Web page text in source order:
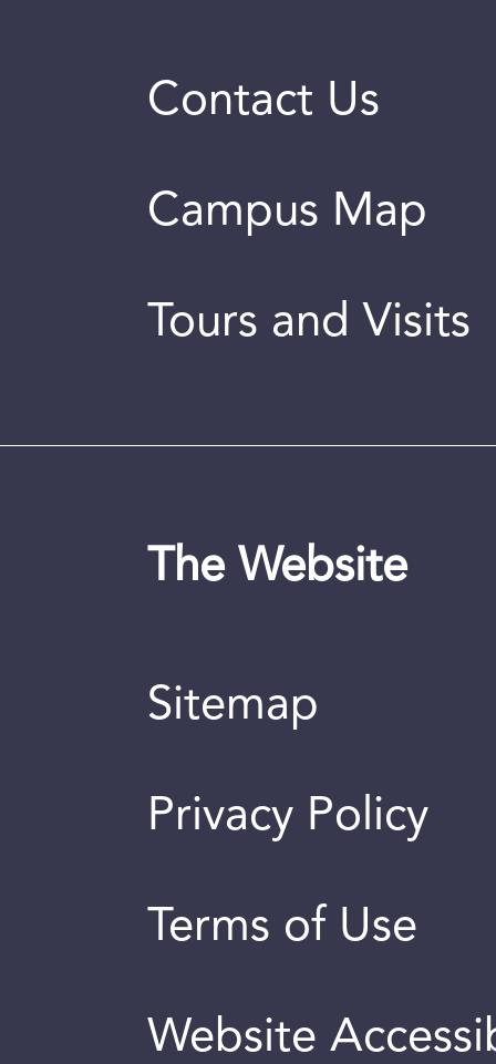
Contact Us
Campus Map
Tours and Visits
The Website
Sitemap
Privacy Policy
Terms of Use
Website